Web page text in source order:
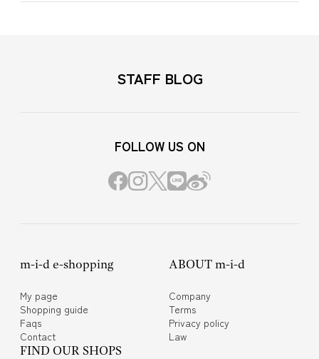
STAFF BLOG
FOLLOW US ON
m-i-d e-shopping
My page
Shopping guide
Faqs
Contact
ABOUT m-i-d
Company
Terms
Privacy policy
Law
FIND OUR SHOPS